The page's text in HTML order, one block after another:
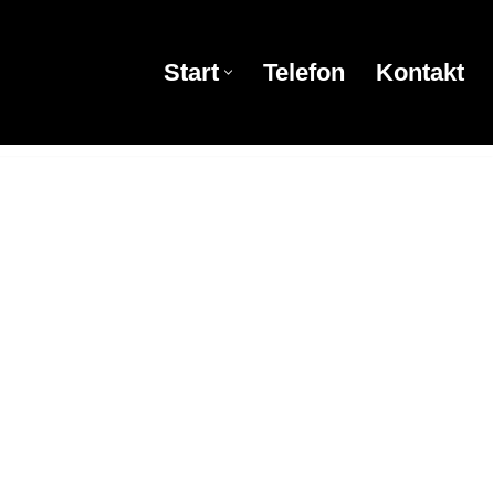
Start Telefon Kontakt